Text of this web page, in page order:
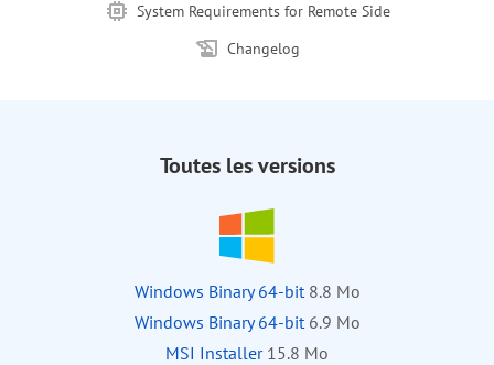
System Requirements for Remote Side
Changelog
Toutes les versions
Windows Binary 64-bit 8.8 Mo
Windows Binary 64-bit 6.9 Mo
MSI Installer 15.8 Mo